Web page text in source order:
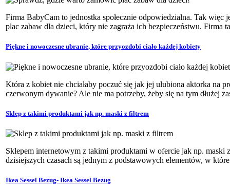
Firma BabyCam to jednostka społecznie odpowiedzialna. Tak więc
plac zabaw dla dzieci, który nie zagraża ich bezpieczeństwu. Firma
Piękne i nowoczesne ubranie, które przyozdobi ciało każdej kobiety
Która z kobiet nie chciałaby poczuć się jak jej ulubiona aktorka na
czerwonym dywanie? Ale nie ma potrzeby, żeby się na tym dłużej
Sklep z takimi produktami jak np. maski z filtrem
Sklepem internetowym z takimi produktami w ofercie jak np.
dzisiejszych czasach są jednym z podstawowych elementów, w
Ikea Sessel Bezug- Ikea Sessel Bezug